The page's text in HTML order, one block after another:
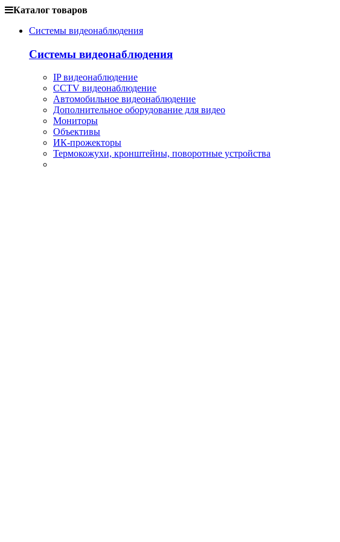
Каталог товаров
Системы видеонаблюдения
Системы видеонаблюдения
IP видеонаблюдение
CCTV видеонаблюдение
Автомобильное видеонаблюдение
Дополнительное оборудование для видео
Мониторы
Объективы
ИК-прожекторы
Термокожухи, кронштейны, поворотные устройства